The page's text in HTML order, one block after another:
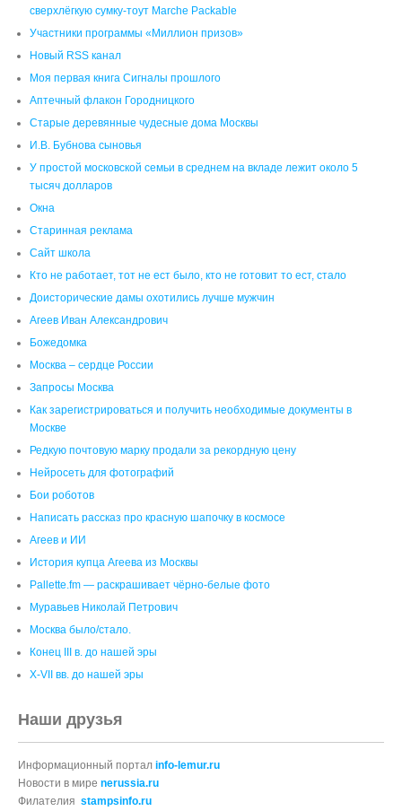
сверхлёгкую сумку-тоут Marche Packable
Участники программы «Миллион призов»
Новый RSS канал
Моя первая книга Сигналы прошлого
Аптечный флакон Городницкого
Старые деревянные чудесные дома Москвы
И.В. Бубнова сыновья
У простой московской семьи в среднем на вкладе лежит около 5
тысяч долларов
Окна
Старинная реклама
Сайт школа
Кто не работает, тот не ест было, кто не готовит то ест, стало
Доисторические дамы охотились лучше мужчин
Агеев Иван Александрович
Божедомка
Москва – сердце России
Запросы Москва
Как зарегистрироваться и получить необходимые документы в
Москве
Редкую почтовую марку продали за рекордную цену
Нейросеть для фотографий
Бои роботов
Написать рассказ про красную шапочку в космосе
Агеев и ИИ
История купца Агеева из Москвы
Pallette.fm — раскрашивает чёрно‑белые фото
Муравьев Николай Петрович
Москва было/стало.
Конец III в. до нашей эры
X-VII вв. до нашей эры
Наши друзья
Информационный портал info-lemur.ru
Новости в мире nerussia.ru
Филателия stampsinfo.ru